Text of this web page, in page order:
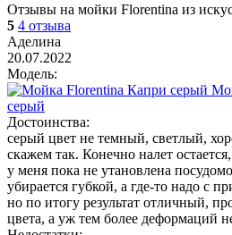
Отзывы на мойки Florentina из
5 4 отзыва
Аделина
20.07.2022
Модель:
серый
Достоинства:
серый цвет не темный, светлый,
скажем так. Конечно налет
у меня пока не утановлена
убирается губкой, а где-то надо с
но по итогу результат отличный,
цвета, а уж тем более деформаций